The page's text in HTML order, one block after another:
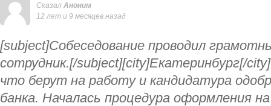
Сказал Аноним
12 лет и 9 месяцев назад
[subject]Собеседование проводил
сотрудник.[/subject][city]Екатеринбург[/
что берут на работу и кандидатура
банка. Началась процедура оформления